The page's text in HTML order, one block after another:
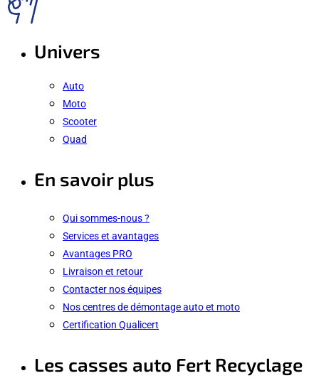
Univers
Auto
Moto
Scooter
Quad
En savoir plus
Qui sommes-nous ?
Services et avantages
Avantages PRO
Livraison et retour
Contacter nos équipes
Nos centres de démontage auto et moto
Certification Qualicert
Les casses auto Fert Recyclage